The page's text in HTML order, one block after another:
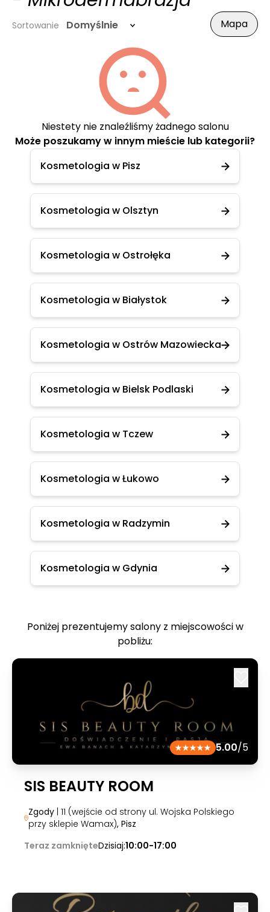
Sortowanie Domyślnie Mapa
Niestety nie znaleźliśmy żadnego salonu
Może poszukamy w innym mieście lub kategorii?
Kosmetologia w Pisz
Kosmetologia w Olsztyn
Kosmetologia w Ostrołęka
Kosmetologia w Białystok
Kosmetologia w Ostrów Mazowiecka
Kosmetologia w Bielsk Podlaski
Kosmetologia w Tczew
Kosmetologia w Łukowo
Kosmetologia w Radzymin
Kosmetologia w Gdynia
Poniżej prezentujemy salony z miejscowości w
pobliżu:
5.00/5
SIS BEAUTY ROOM
Zgody| 11 (wejście od strony ul. Wojska Polskiego
przy sklepie Wamax), Pisz
Teraz zamknięteDzisiaj:10:00-17:00